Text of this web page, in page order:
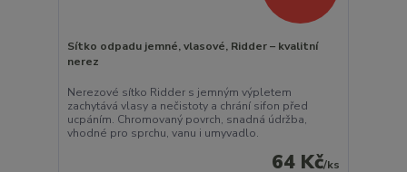
Sítko odpadu jemné, vlasové, Ridder – kvalitní
nerez
Nerezové sítko Ridder s jemným výpletem
zachytává vlasy a nečistoty a chrání sifon před
ucpáním. Chromovaný povrch, snadná údržba,
vhodné pro sprchu, vanu i umyvadlo.
64 Kč/ks